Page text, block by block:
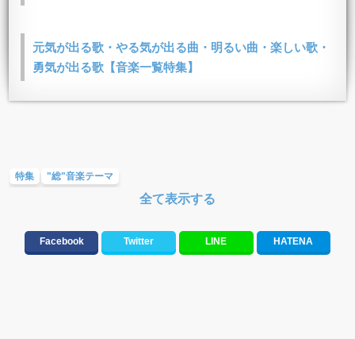
元気が出る歌・やる気が出る曲・明るい曲・楽しい歌・
勇気が出る歌【音楽一覧特集】
特集 "総"音楽テーマ
全て表示する
Facebook Twitter LINE HATENA